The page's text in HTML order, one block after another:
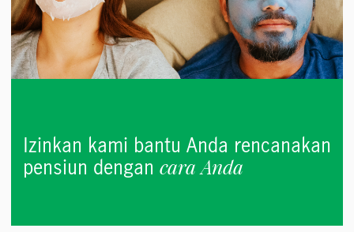
Izinkan kami bantu Anda rencanakan
pensiun dengan cara Anda